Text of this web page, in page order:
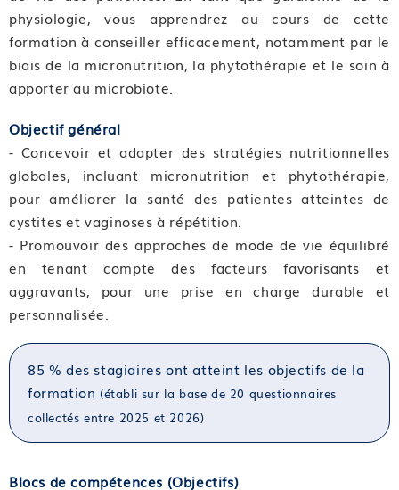
physiologie, vous apprendrez au cours de cette
formation à conseiller efficacement, notamment par le
biais de la micronutrition, la phytothérapie et le soin à
apporter au microbiote.
Objectif général
- Concevoir et adapter des stratégies nutritionnelles
globales, incluant micronutrition et phytothérapie,
pour améliorer la santé des patientes atteintes de
cystites et vaginoses à répétition.
- Promouvoir des approches de mode de vie équilibré
en tenant compte des facteurs favorisants et
aggravants, pour une prise en charge durable et
personnalisée.
85 % des stagiaires ont atteint les objectifs de la
formation (établi sur la base de 20 questionnaires
collectés entre 2025 et 2026)
Blocs de compétences (Objectifs)